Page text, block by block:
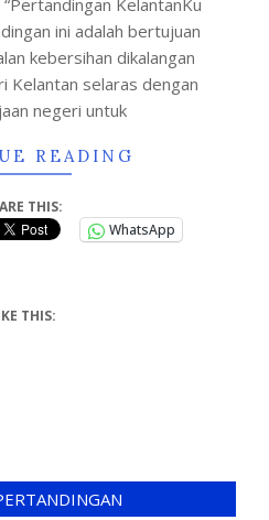
KelantanKu
ini adalah bertujuan
kebersihan dikalangan
Kelantan selaras dengan
negeri untuk
READING
THIS:
WhatsApp
THIS: